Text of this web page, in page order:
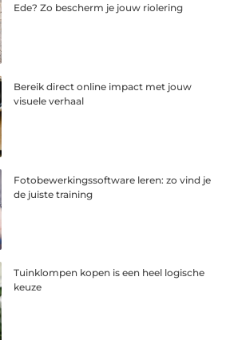
Ede? Zo bescherm je jouw riolering
Bereik direct online impact met jouw
visuele verhaal
Fotobewerkingssoftware leren: zo vind je
de juiste training
Tuinklompen kopen is een heel logische
keuze